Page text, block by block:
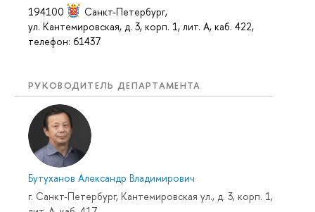
194100 Санкт-Петербург,
ул. Кантемировская, д. 3, корп. 1, лит. А, каб. 422,
телефон: 61437
РУКОВОДИТЕЛЬ ДЕПАРТАМЕНТА
Бутуханов Александр Владимирович
г. Санкт-Петербург, Кантемировская ул., д. 3, корп. 1,